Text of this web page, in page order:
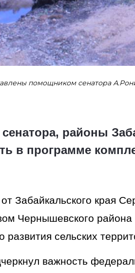
помощником сенатора
районы
в программе
Забайкальского края
Чернышевского
развития сельских
важность